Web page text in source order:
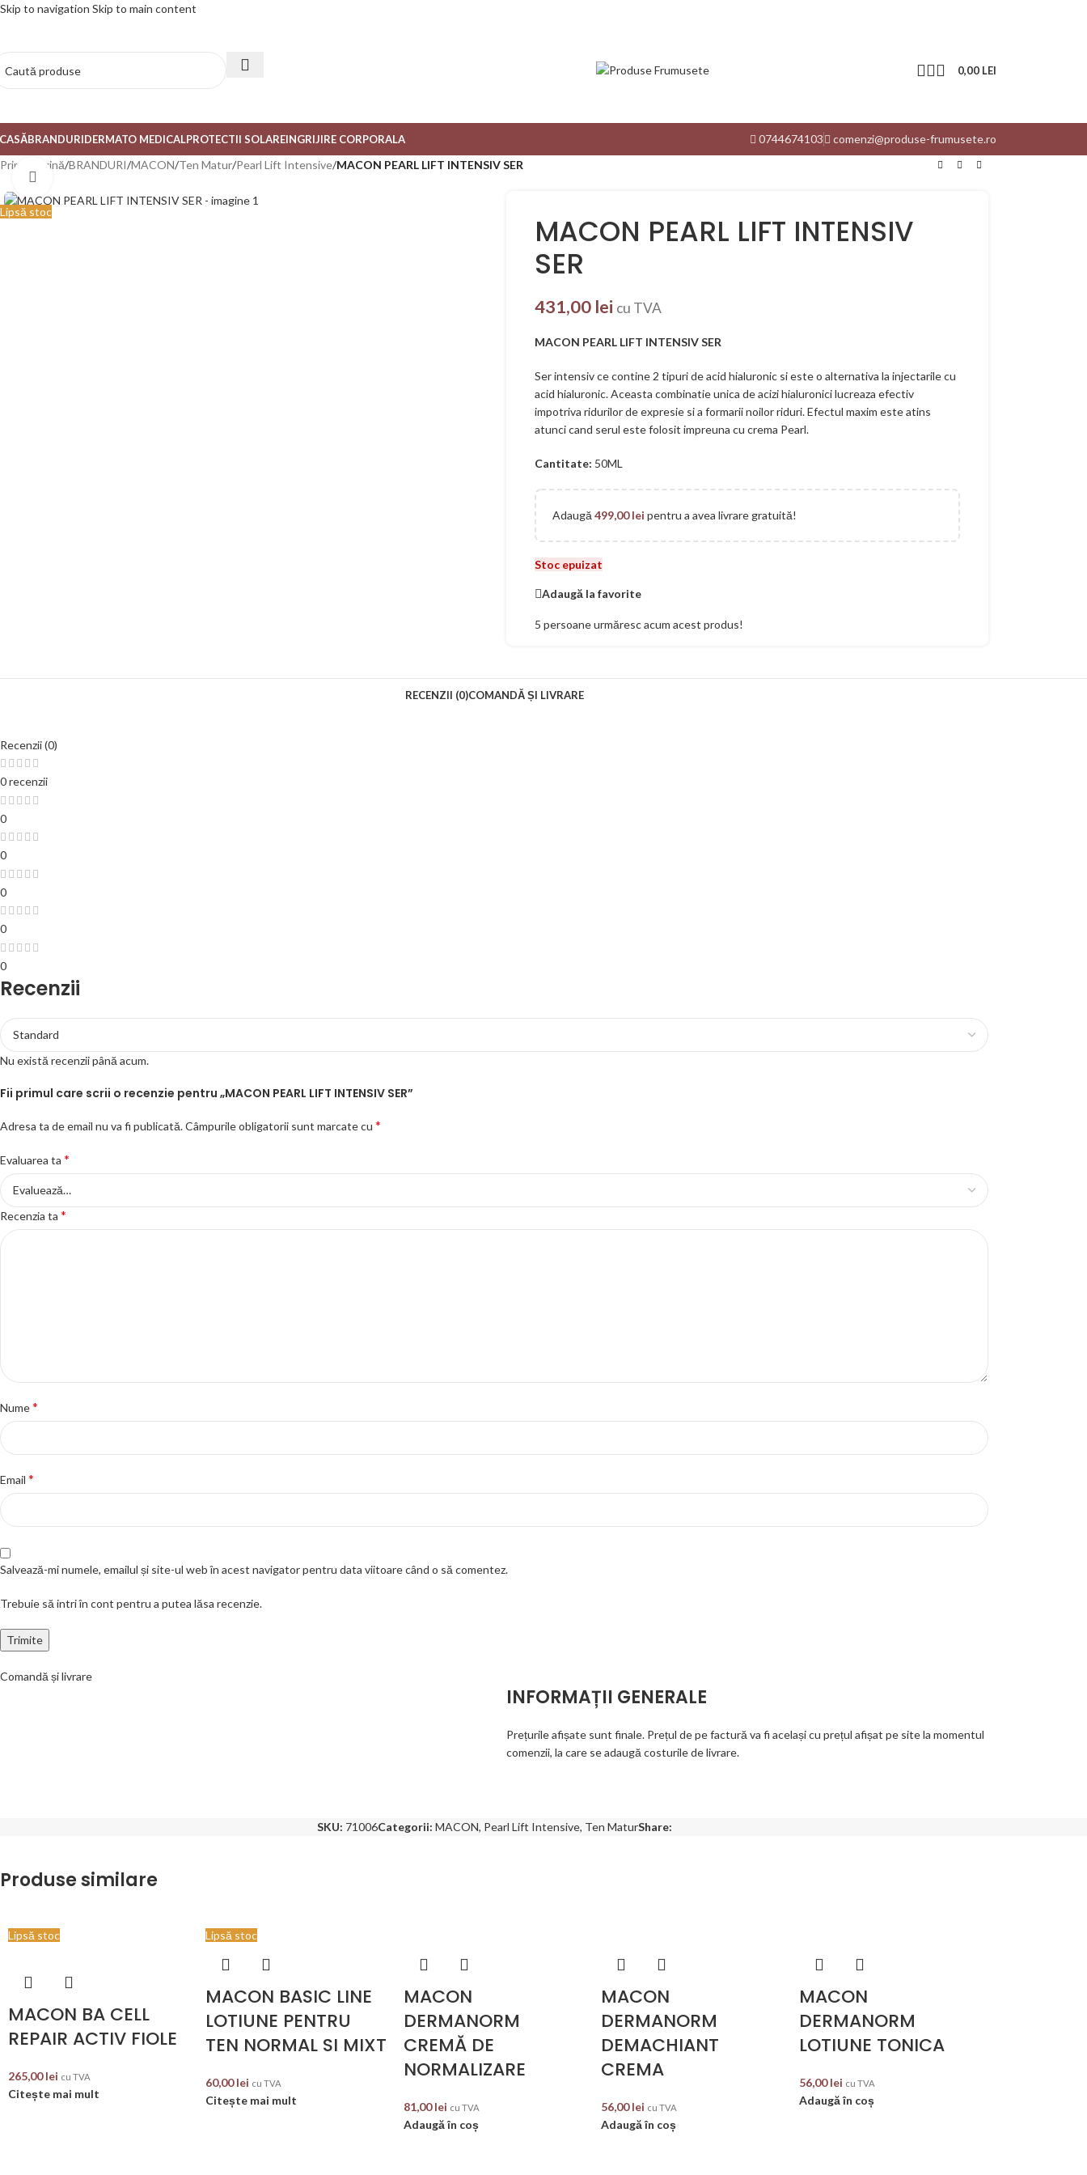
Skip to navigation Skip to main content
0,00 LEI
BRANDURIDERMATO MEDICALPROTECTII SOLAREINGRIJIRE CORPORALA 0744674103
comenzi@produse-frumusete.ro
Prima pagină/BRANDURI/MACON/Ten Matur/Pearl Lift Intensive/MACON PEARL LIFT INTENSIV SER
Lipsă stoc
MACON PEARL LIFT INTENSIV
SER
431,00 lei cu TVA
MACON PEARL LIFT INTENSIV SER
Ser intensiv ce contine 2 tipuri de acid hialuronic si este o alternativa la injectarile cu
acid hialuronic. Aceasta combinatie unica de acizi hialuronici lucreaza efectiv
impotriva ridurilor de expresie si a formarii noilor riduri. Efectul maxim este atins
atunci cand serul este folosit impreuna cu crema Pearl.
Cantitate: 50ML
Adaugă 499,00lei pentru a avea livrare gratuită!
Stoc epuizat
Adaugă la favorite
5 persoane urmăresc acum acest produs!
RECENZII (0)COMANDĂ ȘI LIVRARE
Recenzii (0)
0 recenzii
0
0
0
0
0
Recenzii
Nu există recenzii până acum.
Fii primul care scrii o recenzie pentru „MACON PEARL LIFT INTENSIV SER”
Adresa ta de email nu va fi publicată.Câmpurile obligatorii sunt marcate cu *
Evaluarea ta *
Recenzia ta *
Nume*
Email *
Salvează-mi numele, emailul și site-ul web în acest navigator pentru data viitoare când o să comentez.
Trebuie să intri în cont pentru a putea lăsa recenzie.
Comandă și livrare
INFORMAȚII GENERALE
Prețurile afișate sunt finale. Prețul de pe factură va fi același cu prețul afișat pe site la momentul
comenzii, la care se adaugă costurile de livrare.
SKU: 71006Categorii: MACON, Pearl Lift Intensive, Ten MaturShare:
Produse similare
Lipsă stoc
MACON BA CELL
REPAIR ACTIV FIOLE
265,00lei cu TVA
Citește mai mult
Lipsă stoc
MACON BASIC LINE
LOTIUNE PENTRU
TEN NORMAL SI MIXT
60,00lei cu TVA
Citește mai mult
MACON
DERMANORM
CREMĂ DE
NORMALIZARE
81,00lei cu TVA
Adaugă în coș
MACON
DERMANORM
DEMACHIANT
CREMA
56,00lei cu TVA
Adaugă în coș
MACON
DERMANORM
LOTIUNE TONICA
56,00lei cu TVA
Adaugă în coș